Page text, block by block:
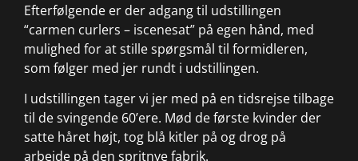
Efterfølgende er der adgang til udstillingen
“carmen curlers – iscenesat” på egen hånd, med
mulighed for at stille spørgsmål til formidleren,
som følger med jer rundt i udstillingen.
I udstillingen tager vi jer med på en tidsrejse tilbage
til de svingende 60’ere. Mød de første kvinder der
satte håret højt, tog blå kitler på og drog på
arbejde på den spritnye fabrik.